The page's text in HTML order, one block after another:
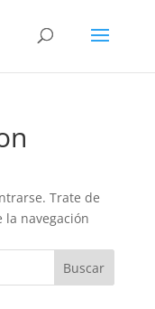
Trate de
navegación